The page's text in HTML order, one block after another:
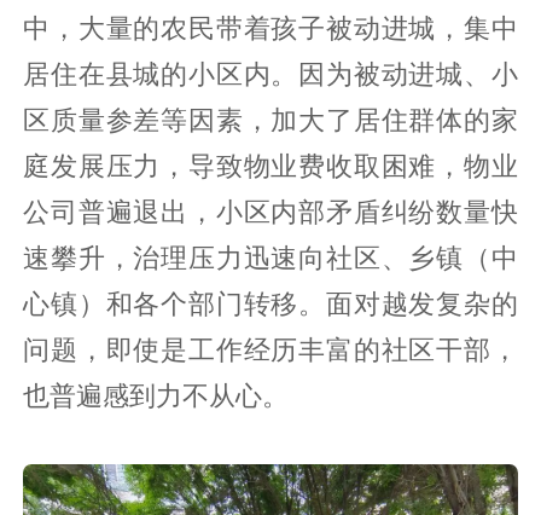
中，大量的农民带着孩子被动进城，集中
居住在县城的小区内。因为被动进城、小
区质量参差等因素，加大了居住群体的家
庭发展压力，导致物业费收取困难，物业
公司普遍退出，小区内部矛盾纠纷数量快
速攀升，治理压力迅速向社区、乡镇（中
心镇）和各个部门转移。面对越发复杂的
问题，即使是工作经历丰富的社区干部，
也普遍感到力不从心。